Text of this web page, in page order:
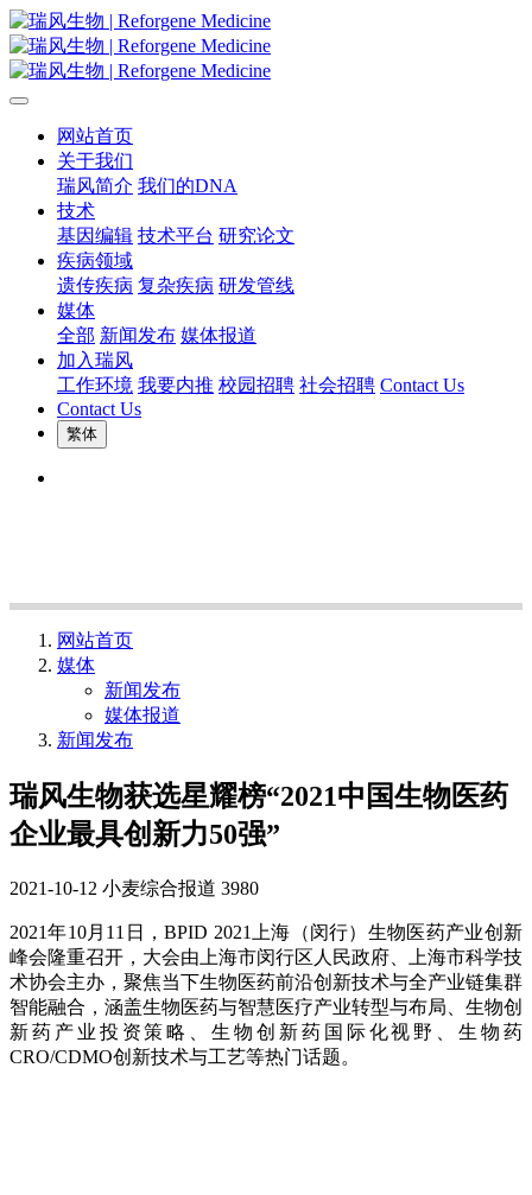
网站首页
关于我们
瑞风简介 我们的DNA
技术
基因编辑 技术平台 研究论文
疾病领域
遗传疾病 复杂疾病 研发管线
媒体
全部 新闻发布 媒体报道
加入瑞风
工作环境 我要内推 校园招聘 社会招聘 Contact Us
Contact Us
繁体
网站首页
媒体
新闻发布
媒体报道
新闻发布
瑞风生物获选星耀榜“2021中国生物医药
企业最具创新力50强”
2021-10-12 小麦综合报道 3980
2021年10月11日，BPID 2021上海（闵行）生物医药产业创新
峰会隆重召开，大会由上海市闵行区人民政府、上海市科学技
术协会主办，聚焦当下生物医药前沿创新技术与全产业链集群
智能融合，涵盖生物医药与智慧医疗产业转型与布局、生物创
新药产业投资策略、生物创新药国际化视野、生物药
CRO/CDMO创新技术与工艺等热门话题。